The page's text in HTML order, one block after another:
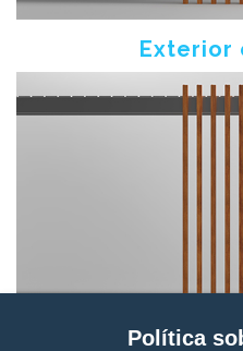
Política
Exterior